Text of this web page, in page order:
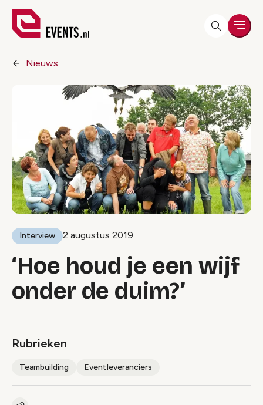
Nieuws
Interview 2 augustus 2019
‘Hoe houd je een wijf
onder de duim?’
Rubrieken
Teambuilding Eventleveranciers